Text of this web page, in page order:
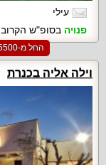
עילי
פנויה בסופ"ש הקרוב
החל מ-‏5500 ₪ ללילה למזמינים 2 לילות בסופ"ש הקרוב
וילה אליה בכנרת